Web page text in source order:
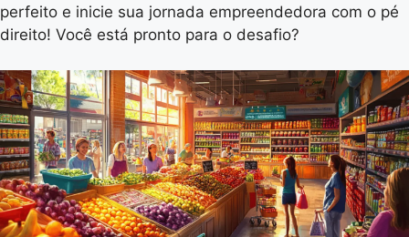
perfeito e inicie sua jornada empreendedora com o pé
direito! Você está pronto para o desafio?